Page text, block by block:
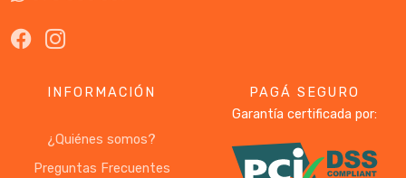
INFORMACIÓN
¿Quiénes somos?
Preguntas Frecuentes
PAGÁ SEGURO
Garantía certificada por: